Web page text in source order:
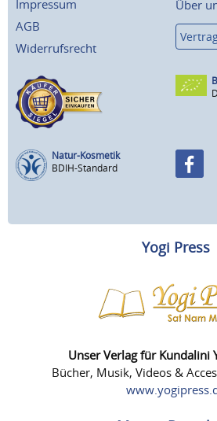
Impressum
AGB
Widerrufsrecht
Über
Natur-Kosmetik
BDIH-Standard
Yogi Press
Unser Verlag für Kundalini
Bücher, Musik, Videos &